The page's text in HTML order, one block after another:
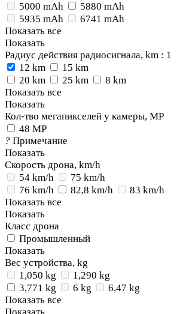
5000 mAh
5880 mAh
5935 mAh
6741 mAh
Показать все
Показать
Радиус действия радиосигнала, km : 1
12 km
15 km
20 km
25 km
8 km
Показать все
Показать
Кол-тво мегапикселей у камеры, MP
48 MP
? Примечание
Показать
Скорость дрона, km/h
54 km/h
75 km/h
76 km/h
82,8 km/h
83 km/h
Показать все
Показать
Класс дрона
Промышленный
Показать
Вес устройства, kg
1,050 kg
1,290 kg
3,771 kg
6 kg
6,47 kg
Показать все